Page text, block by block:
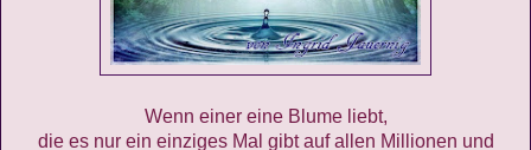
Wenn einer eine Blume liebt,
die es nur ein einziges Mal gibt auf allen Millionen und